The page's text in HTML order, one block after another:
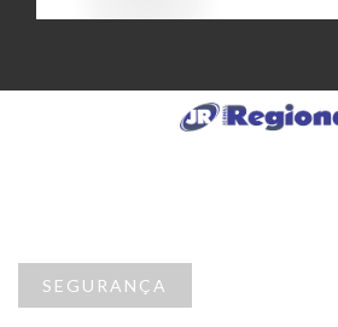
SEGURANÇA